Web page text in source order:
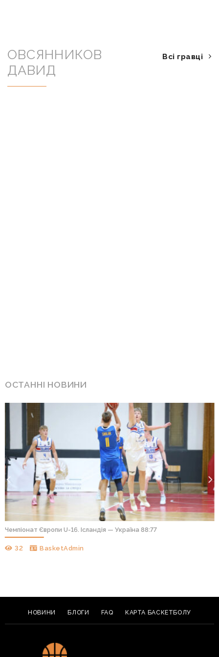
ОВСЯННИКОВ
ДАВИД
Всі гравці
ОСТАННІ НОВИНИ
Чемпіонат Європи U-16. Ісландія — Україна 88:77
32 BasketAdmin
НОВИНИ БЛОГИ FAQ КАРТА БАСКЕТБОЛУ